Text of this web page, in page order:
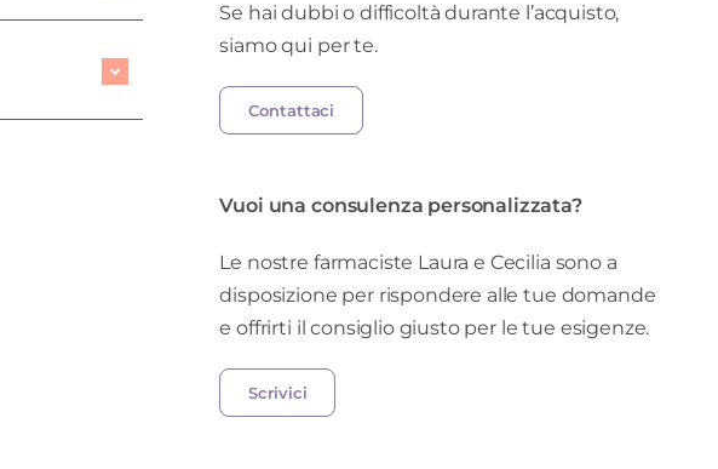
Se hai dubbi o difficoltà durante l’acquisto,
siamo qui per te.
Contattaci
Vuoi una consulenza personalizzata?
Le nostre farmaciste Laura e Cecilia sono a
disposizione per rispondere alle tue domande
e offrirti il consiglio giusto per le tue esigenze.
Scrivici